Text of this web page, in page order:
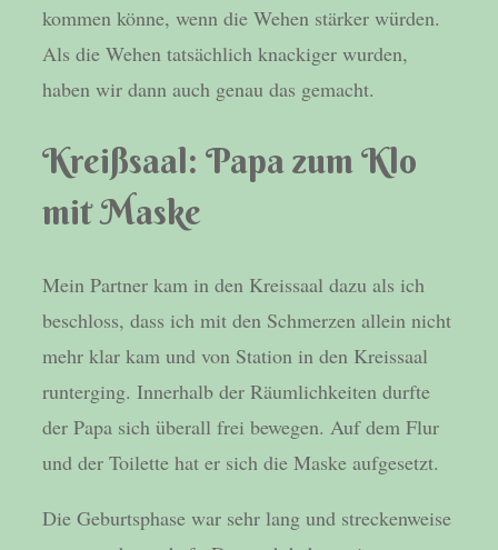
kommen könne, wenn die Wehen stärker würden.
Als die Wehen tatsächlich knackiger wurden,
haben wir dann auch genau das gemacht.
Kreißsaal: Papa zum Klo
mit Maske
Mein Partner kam in den Kreissaal dazu als ich
beschloss, dass ich mit den Schmerzen allein nicht
mehr klar kam und von Station in den Kreissaal
runterging. Innerhalb der Räumlichkeiten durfte
der Papa sich überall frei bewegen. Auf dem Flur
und der Toilette hat er sich die Maske aufgesetzt.
Die Geburtsphase war sehr lang und streckenweise